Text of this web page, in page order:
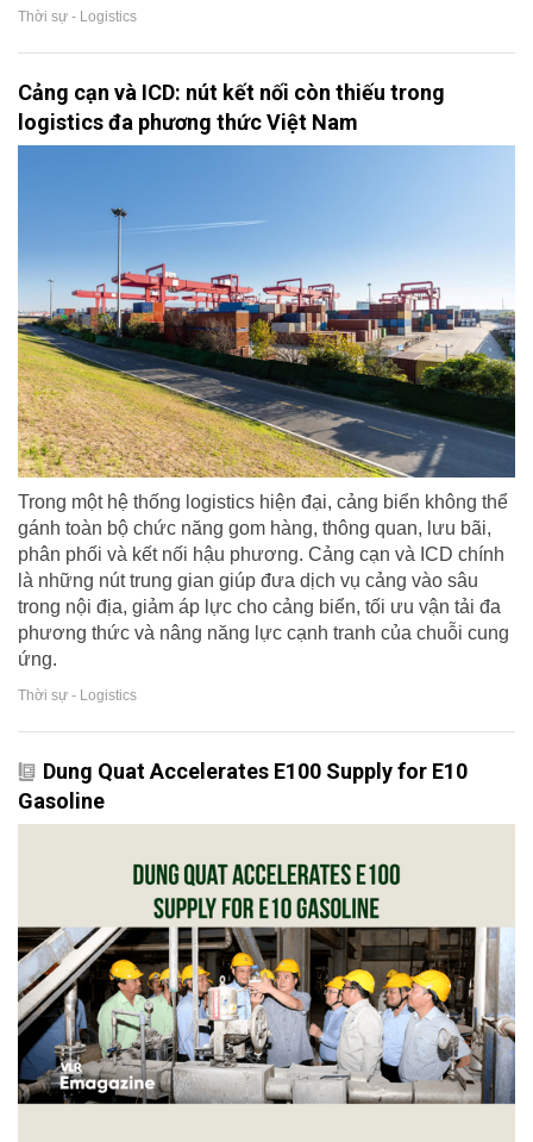
Thời sự - Logistics
Cảng cạn và ICD: nút kết nối còn thiếu trong
logistics đa phương thức Việt Nam
Trong một hệ thống logistics hiện đại, cảng biển không thể
gánh toàn bộ chức năng gom hàng, thông quan, lưu bãi,
phân phối và kết nối hậu phương. Cảng cạn và ICD chính
là những nút trung gian giúp đưa dịch vụ cảng vào sâu
trong nội địa, giảm áp lực cho cảng biển, tối ưu vận tải đa
phương thức và nâng năng lực cạnh tranh của chuỗi cung
ứng.
Thời sự - Logistics
Dung Quat Accelerates E100 Supply for E10
Gasoline